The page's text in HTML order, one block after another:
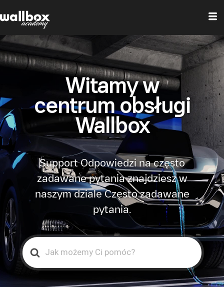
Witamy w
centrum obsługi
Wallbox
Support Odpowiedzi na często
zadawane pytania znajdziesz w
naszym dziale Często zadawane
pytania.
Search
For